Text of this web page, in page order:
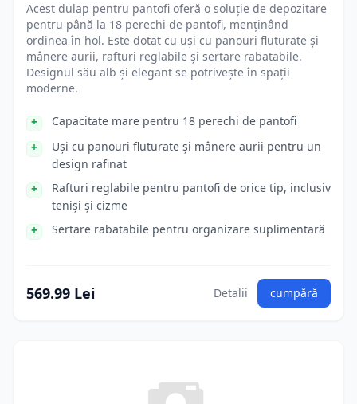
Acest dulap pentru pantofi oferă o soluție de depozitare
pentru până la 18 perechi de pantofi, menținând
ordinea în hol. Este dotat cu uși cu panouri fluturate și
mânere aurii, rafturi reglabile și sertare rabatabile.
Designul său alb și elegant se potrivește în spații
moderne.
Capacitate mare pentru 18 perechi de pantofi
Uși cu panouri fluturate și mânere aurii pentru un
design rafinat
Rafturi reglabile pentru pantofi de orice tip, inclusiv
teniși și cizme
Sertare rabatabile pentru organizare suplimentară
569.99 Lei Detalii cumpără